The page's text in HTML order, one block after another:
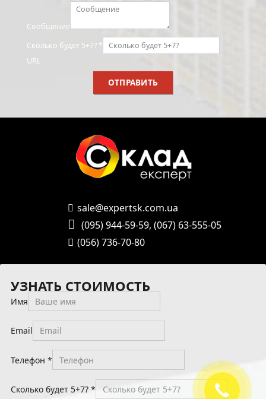
Сообщение
Сколько будет 5+7? *
URL
ОТПРАВИТЬ
sale@expertsk.com.ua
(095) 944-59-59, (067) 63-555-05
(056) 736-70-80
УЗНАТЬ СТОИМОСТЬ
Имя
Email
Телефон *
Сколько будет 5+7? *